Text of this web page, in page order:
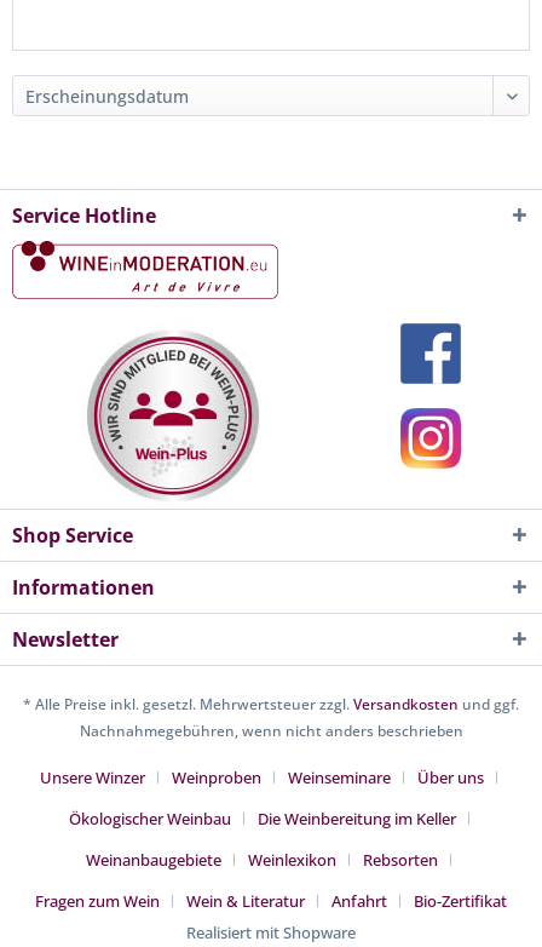
Service Hotline
Shop Service
Informationen
Newsletter
* Alle Preise inkl. gesetzl. Mehrwertsteuer zzgl.Versandkosten und ggf.
Nachnahmegebühren, wenn nicht anders beschrieben
Unsere Winzer Weinproben Weinseminare
Über uns
Ökologischer Weinbau
Die Weinbereitung im Keller
Weinanbaugebiete
Weinlexikon
Rebsorten
Fragen zum Wein
Wein & Literatur Anfahrt
Bio-Zertifikat
Realisiert mit Shopware